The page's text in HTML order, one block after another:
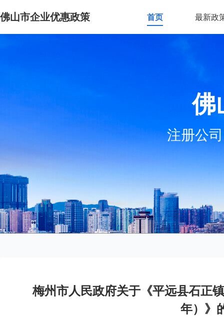
佛山市企业优惠政策 首页 最新政
佛
注册公
梅州市人民政府关于《平远县石正
年）》